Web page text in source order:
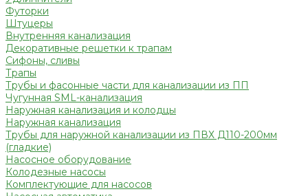
Футорки
Штуцеры
Внутренняя канализация
Декоративные решетки к трапам
Сифоны, сливы
Трапы
Трубы и фасонные части для канализации из ПП
Чугунная SML-канализация
Наружная канализация и колодцы
Наружная канализация
Трубы для наружной канализации из ПВХ Д110-200мм
(гладкие)
Насосное оборудование
Колодезные насосы
Комплектующие для насосов